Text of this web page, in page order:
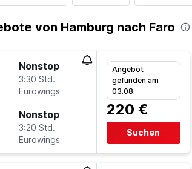
von Hamburg nach Faro
Nonstop
3:30 Std.
Eurowings
Nonstop
3:20 Std.
Eurowings
Angebot
gefunden am
03.08.
220 €
Suchen